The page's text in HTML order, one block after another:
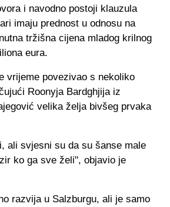
i navodno postoji klauzula
imaju prednost u odnosu na
tržišna cijena mladog krilnog
eura.
vrijeme povezivao s nekoliko
Roonyja Bardghjija iz
velika želja bivšeg prvaka
ali svjesni su da su šanse male
ko ga sve želi", objavio je
razvija u Salzburgu, ali je samo